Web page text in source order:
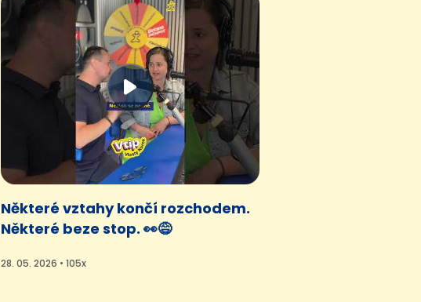
Některé vztahy končí rozchodem.
Některé beze stop. 👀😅
28. 05. 2026 • 105x